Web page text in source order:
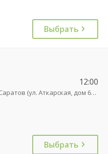
Выбрать
12:00
Саратов (ул. Аткарская, дом 66 А)
Выбрать